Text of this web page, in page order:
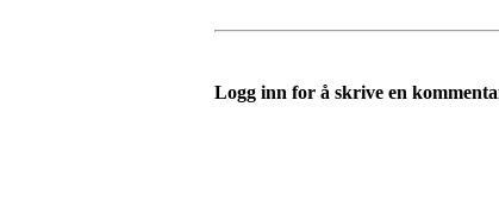
Logg inn for å skrive en